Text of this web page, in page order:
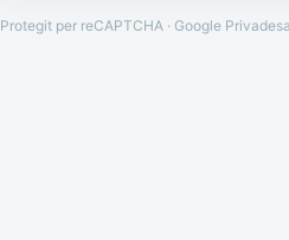
Protegit per reCAPTCHA · Google Privadesa